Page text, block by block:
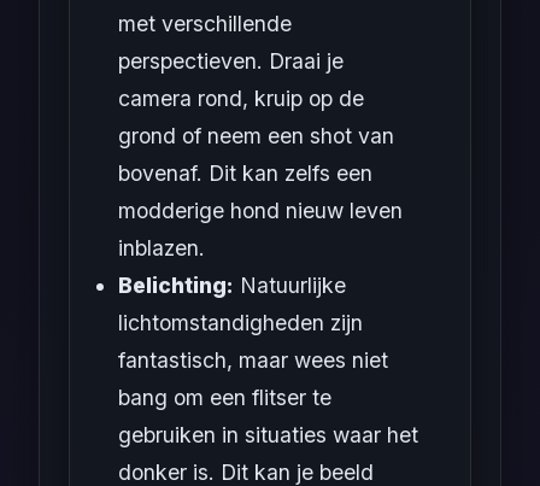
met verschillende
perspectieven. Draai je
camera rond, kruip op de
grond of neem een shot van
bovenaf. Dit kan zelfs een
modderige hond nieuw leven
inblazen.
Belichting: Natuurlijke
lichtomstandigheden zijn
fantastisch, maar wees niet
bang om een flitser te
gebruiken in situaties waar het
donker is. Dit kan je beeld